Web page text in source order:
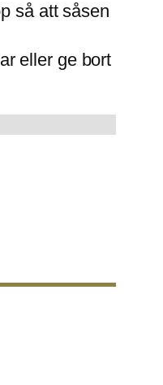
så att såsen
eller ge bort